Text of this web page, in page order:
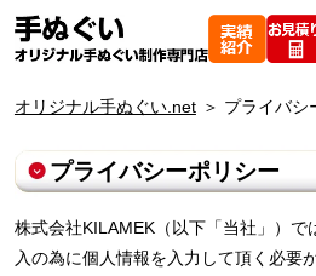
オリジナル手ぬぐい.net ＞ プライバシ
プライバシーポリシー
株式会社KILAMEK（以下「当社」）
入の為に個人情報を入力して頂く必要